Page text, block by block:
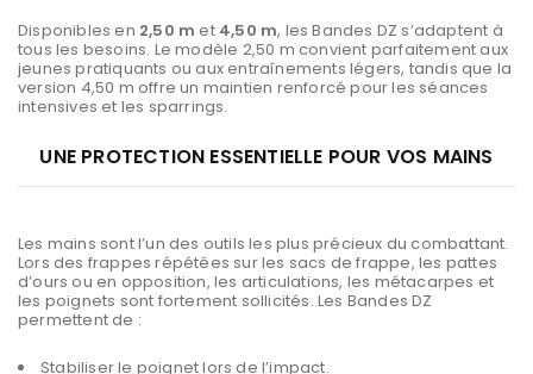
Disponibles en 2,50 m et 4,50 m, les Bandes DZ s’adaptent à
tous les besoins. Le modèle 2,50 m convient parfaitement aux
jeunes pratiquants ou aux entraînements légers, tandis que la
version 4,50 m offre un maintien renforcé pour les séances
intensives et les sparrings.
UNE PROTECTION ESSENTIELLE POUR VOS MAINS
Les mains sont l’un des outils les plus précieux du combattant.
Lors des frappes répétées sur les sacs de frappe, les pattes
d’ours ou en opposition, les articulations, les métacarpes et
les poignets sont fortement sollicités. Les Bandes DZ
permettent de :
Stabiliser le poignet lors de l’impact.